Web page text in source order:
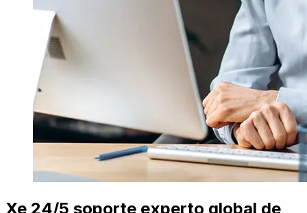
Xe 24/5 soporte experto global de